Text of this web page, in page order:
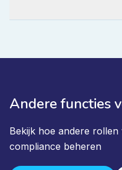
Andere functies
Bekijk hoe andere rollen
compliance beheren